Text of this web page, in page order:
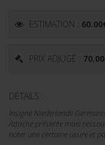
ESTIMATION : 60.00
PRIX ADJUGÉ : 70.00
DÉTAILS :
Insigne Niederlande
Attache présente mais
noter une certaine usure et